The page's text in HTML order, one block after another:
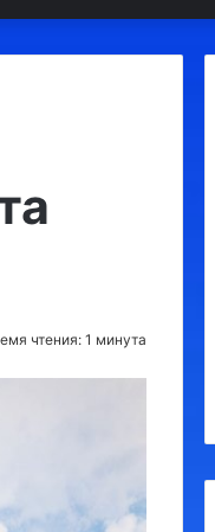
чтения: 1 минута